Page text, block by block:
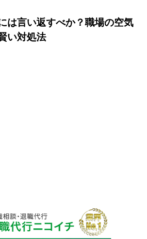
は言い返すべか？職場の空気
い対処法